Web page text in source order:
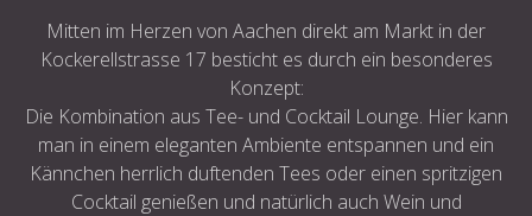
Mitten im Herzen von Aachen direkt am Markt in der
Kockerellstrasse 17 besticht es durch ein besonderes
Konzept:
Die Kombination aus Tee- und Cocktail Lounge. Hier kann
man in einem eleganten Ambiente entspannen und ein
Kännchen herrlich duftenden Tees oder einen spritzigen
Cocktail genießen und natürlich auch Wein und